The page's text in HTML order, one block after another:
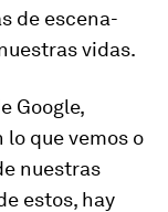
de escena-
vidas.
Google,
que vemos o
nuestras
estos, hay